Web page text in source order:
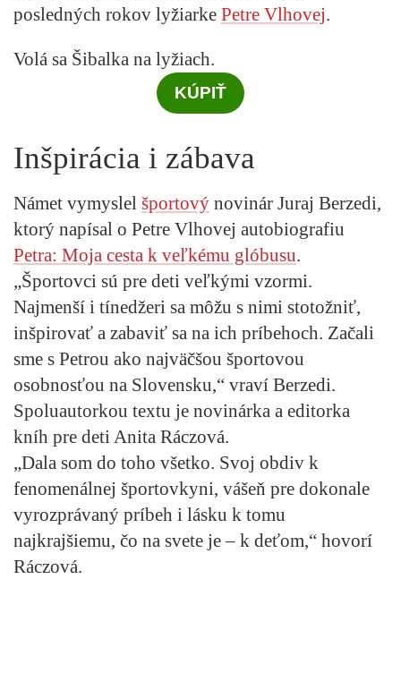
posledných rokov lyžiarke Petre Vlhovej.
Volá sa Šibalka na lyžiach.
KÚPIŤ
Inšpirácia i zábava
Námet vymyslel športový novinár Juraj Berzedi,
ktorý napísal o Petre Vlhovej autobiografiu
Petra: Moja cesta k veľkému glóbusu.
„Športovci sú pre deti veľkými vzormi.
Najmenší i tínedžeri sa môžu s nimi stotožniť,
inšpirovať a zabaviť sa na ich príbehoch. Začali
sme s Petrou ako najväčšou športovou
osobnosťou na Slovensku,“ vraví Berzedi.
Spoluautorkou textu je novinárka a editorka
kníh pre deti Anita Ráczová.
„Dala som do toho všetko. Svoj obdiv k
fenomenálnej športovkyni, vášeň pre dokonale
vyrozprávaný príbeh i lásku k tomu
najkrajšiemu, čo na svete je – k deťom,“ hovorí
Ráczová.